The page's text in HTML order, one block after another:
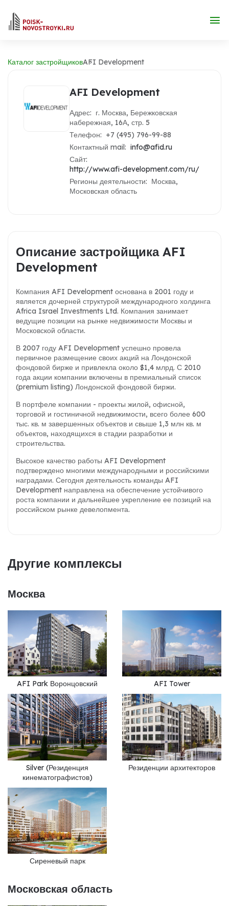
Каталог застройщиковAFI Development
AFI Development
Адрес: г. Москва, Бережковская
набережная, 16А, стр. 5
Телефон: +7 (495) 796-99-88
Контактный mail: info@afid.ru
Сайт:
http://www.afi-development.com/ru/
Регионы деятельности: Москва,
Московская область
Описание застройщика AFI
Development
Компания AFI Development основана в 2001 году и
является дочерней структурой международного холдинга
Africa Israel Investments Ltd. Компания занимает
ведущие позиции на рынке недвижимости Москвы и
Московской области.
В 2007 году AFI Development успешно провела
первичное размещение своих акций на Лондонской
фондовой бирже и привлекла около $1,4 млрд. С 2010
года акции компании включены в премиальный список
(premium listing) Лондонской фондовой биржи.
В портфеле компании - проекты жилой, офисной,
торговой и гостиничной недвижимости, всего более 600
тыс. кв. м завершенных объектов и свыше 1,3 млн кв. м
объектов, находящихся в стадии разработки и
строительства.
Высокое качество работы AFI Development
подтверждено многими международными и российскими
наградами. Сегодня деятельность команды AFI
Development направлена на обеспечение устойчивого
роста компании и дальнейшее укрепление ее позиций на
российском рынке девелопмента.
Другие комплексы
Москва
AFI Park Воронцовский AFI Tower
Silver (Резиденция
кинематографистов)
Резиденции архитекторов
Сиреневый парк
Московская область